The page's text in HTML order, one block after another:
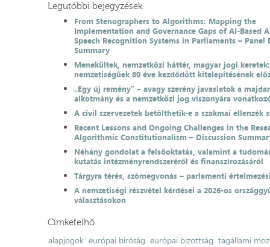
Legutóbbi bejegyzések
From Stenographers to Algorithms: Mapping the
Implementation and Governance Gaps of AI-Based
Speech Recognition Systems in Parliaments – Panel
Summary
Menekültek, nemzetközi háttér, magyar jogi
nemzetiségűek 80 éve kezdődött kitelepítésének
„Egy új remény” – avagy szerény javaslatok a
alkotmány és a nemzetközi jog viszonyára
A civil szervezetek betölthetik-e a szakmai ellenzék
Recent Lessons and Ongoing Challenges in the
Algorithmic Constitutionalism – Discussion
Néhány gondolat a felsőoktatás, valamint a
kutatás intézményrendszeréről és finanszírozásáról
Tárgyra térés, szómegvonás – parlamenti
A nemzetiségi részvétel kérdései a 2026-os
választásokon
Címkefelhő
alapjogok európai bíróság európai bizottság tagállami